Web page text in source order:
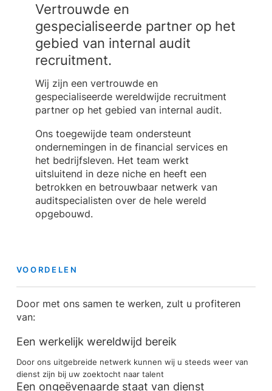
Vertrouwde en
gespecialiseerde partner op het
gebied van internal audit
recruitment.
Wij zijn een vertrouwde en
gespecialiseerde wereldwijde recruitment
partner op het gebied van internal audit.
Ons toegewijde team ondersteunt
ondernemingen in de financial services en
het bedrijfsleven. Het team werkt
uitsluitend in deze niche en heeft een
betrokken en betrouwbaar netwerk van
auditspecialisten over de hele wereld
opgebouwd.
VOORDELEN
Door met ons samen te werken, zult u profiteren
van:
Een werkelijk wereldwijd bereik
Door ons uitgebreide netwerk kunnen wij u steeds weer van
dienst zijn bij uw zoektocht naar talent
Een ongeëvenaarde staat van dienst